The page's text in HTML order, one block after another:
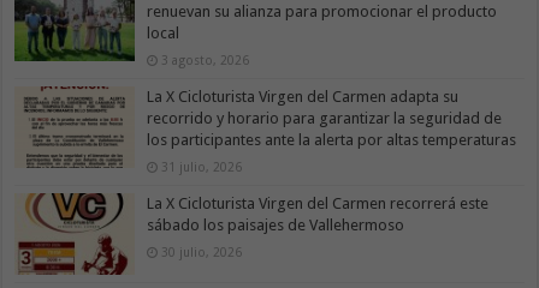
renuevan su alianza para promocionar el producto
local
3 agosto, 2026
La X Cicloturista Virgen del Carmen adapta su
recorrido y horario para garantizar la seguridad de
los participantes ante la alerta por altas temperaturas
31 julio, 2026
La X Cicloturista Virgen del Carmen recorrerá este
sábado los paisajes de Vallehermoso
30 julio, 2026